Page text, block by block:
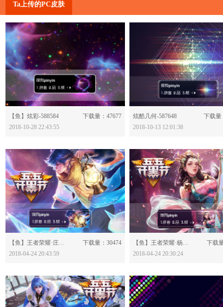
Ta上传的PC皮肤
分享：
【鱼】炫彩-588584
下载量：47677
2018-10-28 22:43:55
分享：
炫酷几何-587648
下载量
2018-10-13 12:01:38
分享：
【鱼】王者荣耀·庄周-579811
下载量：30474
2018-04-24 20:43:59
分享：
【鱼】王者荣耀·杨玉环-579809
下载
2018-04-24 20:30:24